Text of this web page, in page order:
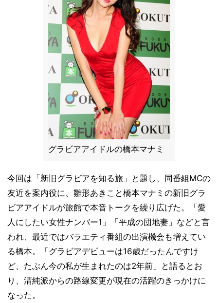
グラビアアイドルの橋本マナミ
今回は「新旧グラビアを知る旅」と題し、同番組MCの
友近を案内役に、雛形あきこと橋本マナミの新旧グラ
ビアアイドルが旅館で本音トークを繰り広げた。「愛
人にしたい女性ナンバー1」「平成の団地妻」などと言
われ、最近ではバラエティ番組の出演機会も増えてい
る橋本。「グラビアデビューは16歳だったんですけ
ど、たぶん今の私が生まれたのは2年前」と語るとお
り、清純派からの路線変更が現在の活躍のきっかけに
なった。